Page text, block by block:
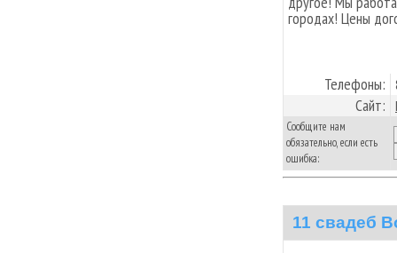
городах! Цены
Телефоны:
Сайт:
Сообщите нам
обязательно, если есть
ошибка:
11 свадеб